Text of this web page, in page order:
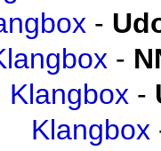
-
-
Klangbox -
Klangbox